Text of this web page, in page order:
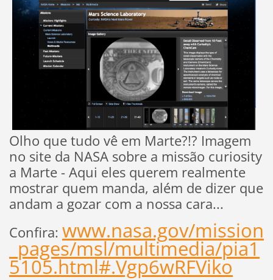
Olho que tudo vê em Marte?!? Imagem
no site da NASA sobre a missão curiosity
a Marte - Aqui eles querem realmente
mostrar quem manda, além de dizer que
andam a gozar com a nossa cara...
Confira: www.nasa.gov/mission
_pages/msl/multimedia/pia1
5105.html#.Vgp6wRFViko